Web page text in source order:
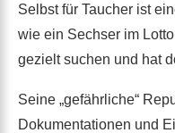
Selbst für Taucher ist
wie ein Sechser im
gezielt suchen und hat
Seine „gefährliche“
Dokumentationen und